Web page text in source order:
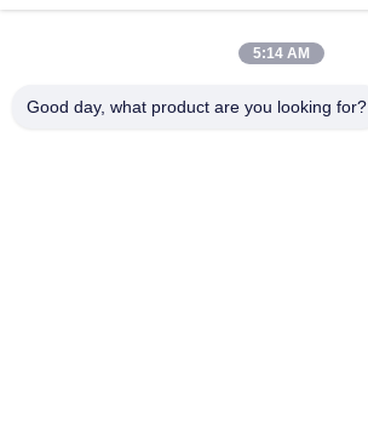
86-20-36969420
5:14 AM
Good day, what product are you looking for?